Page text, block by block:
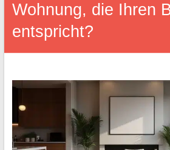
Wohnung, die Ihren
entspricht?